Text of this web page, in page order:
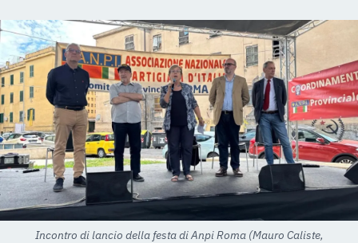
Incontro di lancio della festa di Anpi Roma (Mauro Caliste,